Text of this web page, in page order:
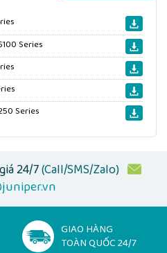
Series
Series
24/7(Call/SMS/Zalo)
GIAO HÀNG
TOÀN QUỐC 24/7